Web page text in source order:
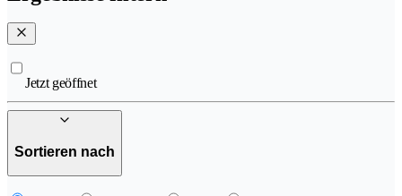
Jetzt geöffnet
Sortieren nach